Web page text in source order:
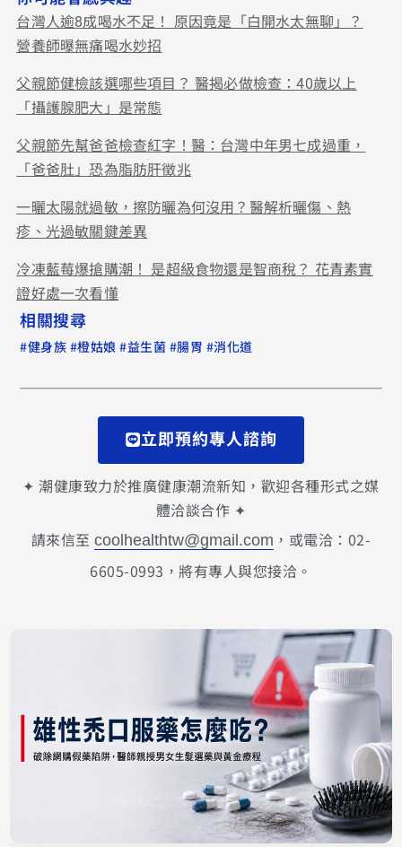
台灣人逾8成喝水不足！ 原因竟是「白開水太無聊」？
營養師曝無痛喝水妙招
父親節健檢該選哪些項目？ 醫揭必做檢查：40歲以上
「攝護腺肥大」是常態
父親節先幫爸爸檢查紅字！醫：台灣中年男七成過重，
「爸爸肚」恐為脂肪肝徵兆
一曬太陽就過敏，擦防曬為何沒用？醫解析曬傷、熱
疹、光過敏關鍵差異
冷凍藍莓爆搶購潮！ 是超級食物還是智商稅？ 花青素實
證好處一次看懂
相關搜尋
#健身族 #橙姑娘 #益生菌 #腸胃 #消化道
立即預約專人諮詢
✦ 潮健康致力於推廣健康潮流新知，歡迎各種形式之媒
體洽談合作 ✦
請來信至coolhealthtw@gmail.com ，或電洽：02-
6605-0993，將有專人與您接洽。